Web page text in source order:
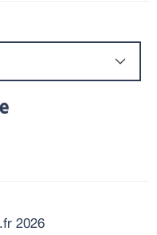
2026